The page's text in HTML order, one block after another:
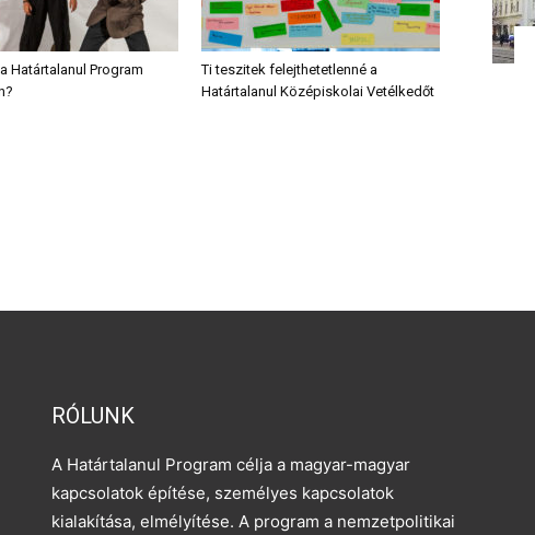
Határtalanul Program
Ti teszitek felejthetetlenné a
Határtalanul Középiskolai Vetélkedőt
RÓLUNK
A Határtalanul Program célja a magyar-magyar
kapcsolatok építése, személyes kapcsolatok
kialakítása, elmélyítése. A program a nemzetpolitikai